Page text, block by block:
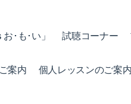
･も･い」 試聴コーナー
案内 個人レッスンのご案内